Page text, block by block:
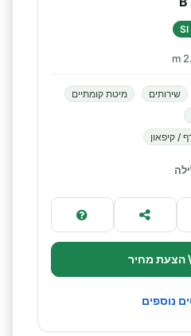
שירותים
מיטת קומתיים
/ קיפאון
הצעת מחיר
נוספים